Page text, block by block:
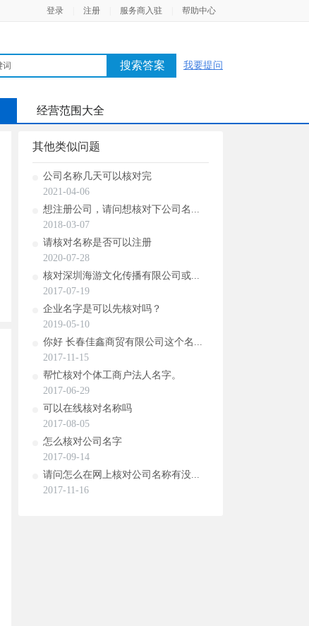
登录 注册 服务商入驻 帮助中心
搜索答案 我要提问
经营范围大全
其他类似问题
公司名称几天可以核对完
2021-04-06
想注册公司，请问想核对下公司名...
2018-03-07
请核对名称是否可以注册
2020-07-28
核对深圳海游文化传播有限公司或...
2017-07-19
企业名字是可以先核对吗？
2019-05-10
你好 长春佳鑫商贸有限公司这个名...
2017-11-15
帮忙核对个体工商户法人名字。
2017-06-29
可以在线核对名称吗
2017-08-05
怎么核对公司名字
2017-09-14
请问怎么在网上核对公司名称有没...
2017-11-16